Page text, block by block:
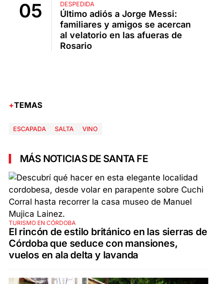
DESPEDIDA
Último adiós a Jorge Messi:
familiares y amigos se acercan
al velatorio en las afueras de
Rosario
TEMAS
ESCAPADA SALTA VINO
MÁS NOTICIAS DE SANTA FE
TURISMO EN CÓRDOBA
El rincón de estilo británico en las sierras de
Córdoba que seduce con mansiones,
vuelos en ala delta y lavanda